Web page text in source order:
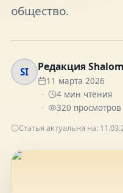
Получайте
общество.
SI Редакция
11 марта 2026
4мин чтения
320 просмотров
Статья актуальна на: